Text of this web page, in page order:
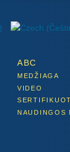
ABC
MEDŽIAGA
VIDEO
NAUDINGOS